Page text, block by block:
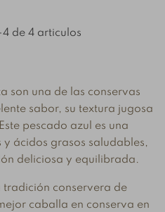
de 4 articulos
son una de las conservas
sabor, su textura jugosa
pescado azul es una
ácidos grasos saludables,
deliciosa y equilibrada.
tradición conservera de
caballa en conserva en